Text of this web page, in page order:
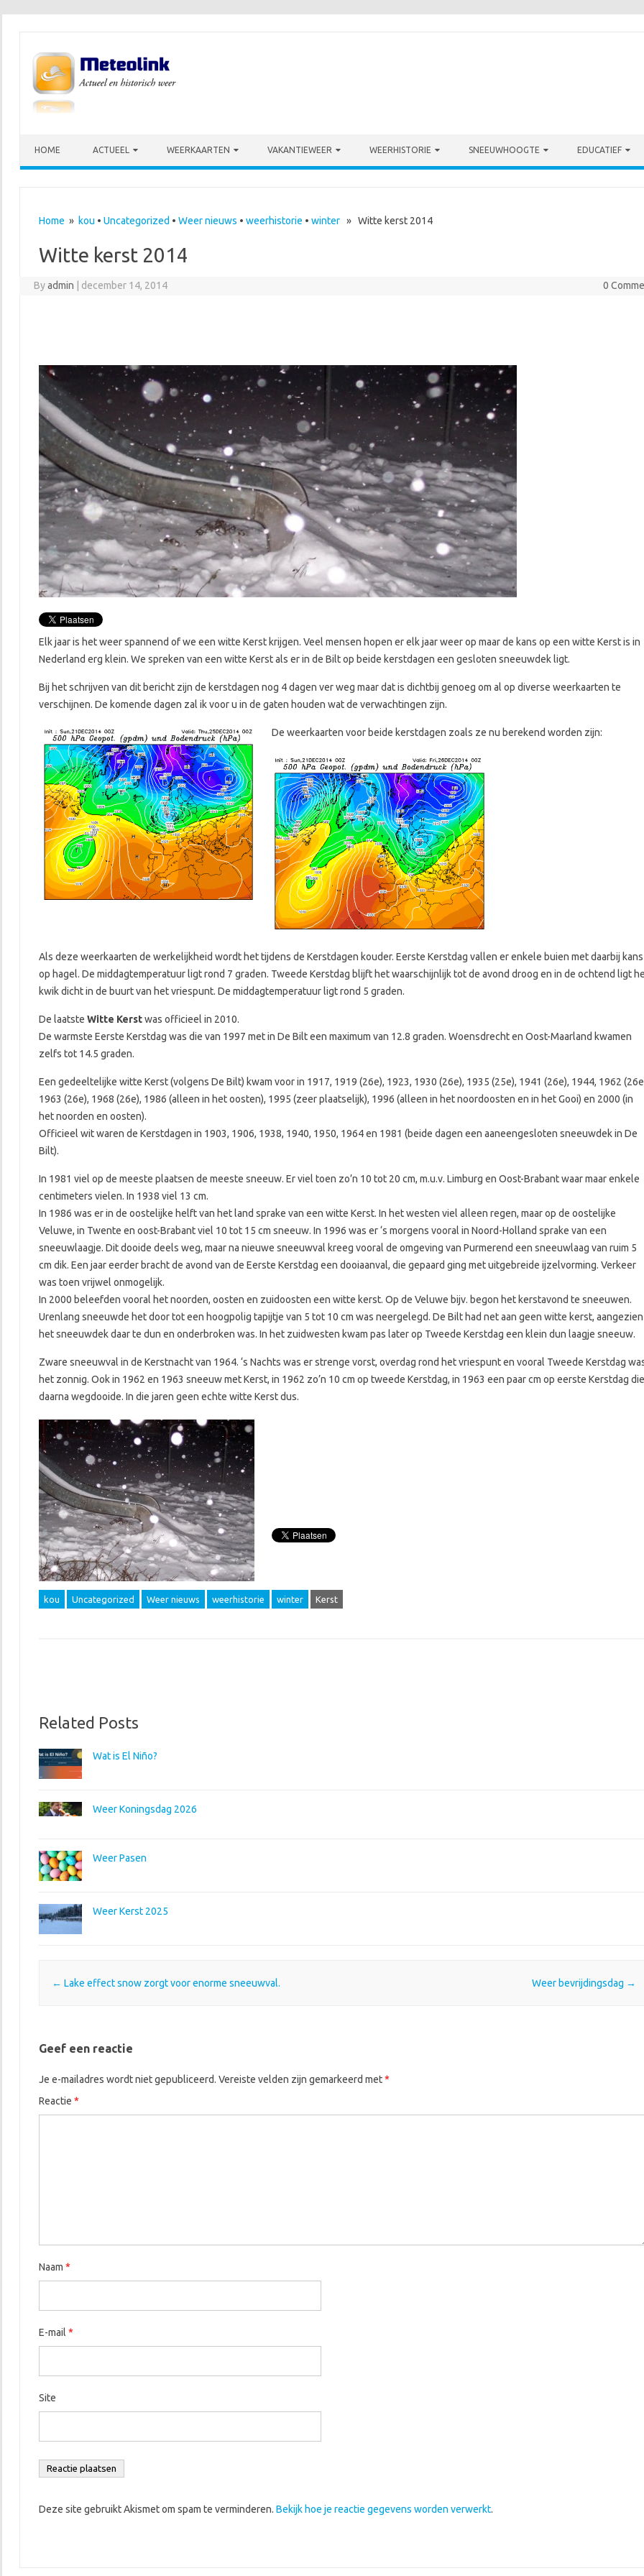
HOME ACTUEEL WEERKAARTEN VAKANTIEWEER WEERHISTORIE SNEEUWHOOGTE EDUCATIEF
Home » kou • Uncategorized • Weer nieuws • weerhistorie • winter» Witte kerst 2014
Witte kerst 2014
Byadmin december 14, 2014 0
Elk jaar is het weer spannend of we een witte Kerst krijgen. Veel mensen hopen er elk jaar weer op maar de kans op een witte Kerst is in
Nederland erg klein. We spreken van een witte Kerst als er in de Bilt op beide kerstdagen een gesloten sneeuwdek ligt.
Bij het schrijven van dit bericht zijn de kerstdagen nog 4 dagen ver weg maar dat is dichtbij genoeg om al op diverse weerkaarten te
verschijnen. De komende dagen zal ik voor u in de gaten houden wat de verwachtingen zijn.
De weerkaarten voor beide kerstdagen zoals ze nu berekend worden zijn:
Als deze weerkaarten de werkelijkheid wordt het tijdens de Kerstdagen kouder. Eerste Kerstdag vallen er enkele buien met daarbij kans
op hagel. De middagtemperatuur ligt rond 7 graden. Tweede Kerstdag blijft het waarschijnlijk tot de avond droog en in de ochtend ligt
kwik dicht in de buurt van het vriespunt. De middagtemperatuur ligt rond 5 graden.
De laatste Witte Kerstwas officieel in 2010.
De warmste Eerste Kerstdag was die van 1997 met in De Bilt een maximum van 12.8 graden. Woensdrecht en Oost-Maarland kwamen
zelfs tot 14.5 graden.
Een gedeeltelijke witte Kerst (volgens De Bilt) kwam voor in 1917, 1919 (26e), 1923, 1930 (26e), 1935 (25e), 1941 (26e), 1944, 1962
1963 (26e), 1968 (26e), 1986 (alleen in het oosten), 1995 (zeer plaatselijk), 1996 (alleen in het noordoosten en in het Gooi) en 2000 (in
het noorden en oosten).
Officieel wit waren de Kerstdagen in 1903, 1906, 1938, 1940, 1950, 1964 en 1981 (beide dagen een aaneengesloten sneeuwdek in De
Bilt).
In 1981 viel op de meeste plaatsen de meeste sneeuw. Er viel toen zo’n 10 tot 20 cm, m.u.v. Limburg en Oost-Brabant waar maar enkele
centimeters vielen. In 1938 viel 13 cm.
In 1986 was er in de oostelijke helft van het land sprake van een witte Kerst. In het westen viel alleen regen, maar op de oostelijke
Veluwe, in Twente en oost-Brabant viel 10 tot 15 cm sneeuw. In 1996 was er ‘s morgens vooral in Noord-Holland sprake van een
sneeuwlaagje. Dit dooide deels weg, maar na nieuwe sneeuwval kreeg vooral de omgeving van Purmerend een sneeuwlaag van ruim 5
cm dik. Een jaar eerder bracht de avond van de Eerste Kerstdag een dooiaanval, die gepaard ging met uitgebreide ijzelvorming. Verkeer
was toen vrijwel onmogelijk.
In 2000 beleefden vooral het noorden, oosten en zuidoosten een witte kerst. Op de Veluwe bijv. begon het kerstavond te sneeuwen.
Urenlang sneeuwde het door tot een hoogpolig tapijtje van 5 tot 10 cm was neergelegd. De Bilt had net aan geen witte kerst, aangezien
het sneeuwdek daar te dun en onderbroken was. In het zuidwesten kwam pas later op Tweede Kerstdag een klein dun laagje sneeuw.
Zware sneeuwval in de Kerstnacht van 1964. ‘s Nachts was er strenge vorst, overdag rond het vriespunt en vooral Tweede Kerstdag
het zonnig. Ook in 1962 en 1963 sneeuw met Kerst, in 1962 zo’n 10 cm op tweede Kerstdag, in 1963 een paar cm op eerste Kerstdag die
daarna wegdooide. In die jaren geen echte witte Kerst dus.
kou Uncategorized Weer nieuws weerhistorie winter Kerst
Related Posts
Wat is El Niño?
Weer Koningsdag 2026
Weer Pasen
Weer Kerst 2025
Post navigation
← Lake effect snow zorgt voor enorme sneeuwval. Weer bevrijdingsdag →
Geef een reactie
Je e-mailadres wordt niet gepubliceerd. Vereiste velden zijn gemarkeerd met*
Reactie *
Naam *
E-mail *
Site
Deze site gebruikt Akismet om spam te verminderen. Bekijk hoe je reactie gegevens worden verwerkt.